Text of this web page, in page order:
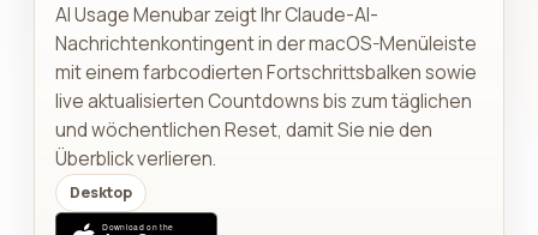
AI Usage Menubar zeigt Ihr Claude-AI-
Nachrichtenkontingent in der macOS-Menüleiste
mit einem farbcodierten Fortschrittsbalken sowie
live aktualisierten Countdowns bis zum täglichen
und wöchentlichen Reset, damit Sie nie den
Überblick verlieren.
Desktop